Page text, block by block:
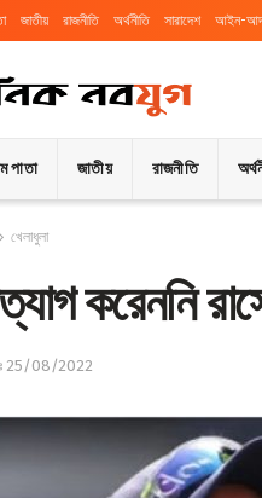
জাতীয় রাজনীতি অর্থনীতি সারাদেশ আইন-
পাতা জাতীয় রাজনীতি
খেলাধুলা
করেননি
25/08/2022